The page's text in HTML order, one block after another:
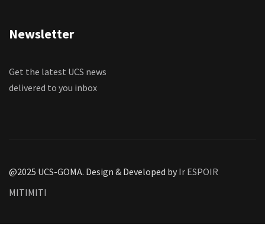
Newsletter
Get the latest UCS news
delivered to you inbox
@2025 UCS-GOMA. Design & Developed by Ir ESPOIR
MITIMITI